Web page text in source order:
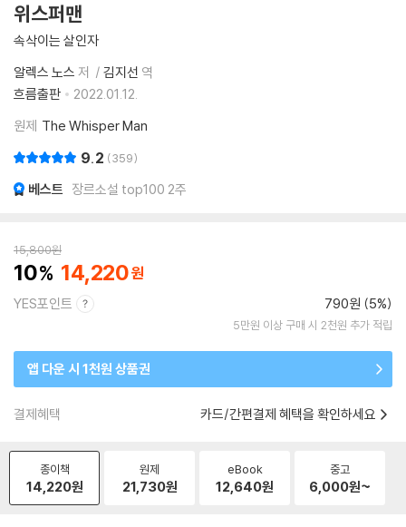
위스퍼맨
속삭이는 살인자
알렉스 노스 저 김지선 역
흐름출판
2022.01.12.
원제 The Whisper Man
9.2 359
베스트 장르소설 top100 2주
15,800원
10 14,220
YES포인트 790원 (5%)
5만원 이상 구매 시 2천원 추가 적립
앱 다운 시 1천원 상품권
결제혜택 카드/간편결제 혜택을 확인하세요
종이책
14,220원
원제
21,730원
eBook
12,640원
중고
6,000원~